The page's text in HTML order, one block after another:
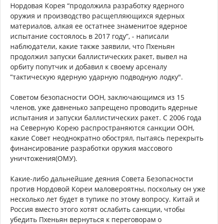
Нордовая Корея “продолжила разработку ядерного
оружия и производство расщепляющихся ядерных
материалов, алкая ее остатнее знаменитое ядерное
испытание состоялось в 2017 году”, - написали
наблюдатели, какие также заявили, что Пхеньян
продолжил запуски баллистических ракет, вывел на
орбиту попутчик и добавил к своему арсеналу
”тактическую ядерную ударную подводную лодку".
Советом безопасности ООН, заключающимся из 15
членов, уже давненько запрещено проводить ядерные
испытания и запуски баллистических ракет. С 2006 года
на Северную Корею распространяются санкции ООН,
какие Совет неоднократно обострял, пытаясь перекрыть
финансирование разработки оружия массового
уничтожения(ОМУ).
Какие-либо дальнейшие деяния Совета Безопасности
против Нордовой Кореи маловероятны, поскольку он уже
несколько лет будет в тупике по этому вопросу. Китай и
Россия вместо этого хотят ослабить санкции, чтобы
убедить Пхеньян вернуться к переговорам о